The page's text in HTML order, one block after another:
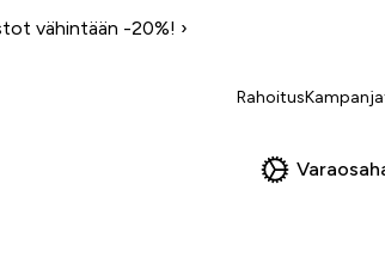
vähintään -20%! ›
Rahoitus